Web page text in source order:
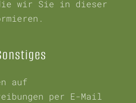
wir Sie in dieser
auf
per E-Mail